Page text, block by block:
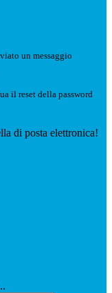
un messaggio
il reset della password
di posta elettronica!